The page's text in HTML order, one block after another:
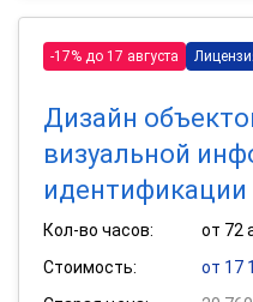
-17% до 17 августа
Дизайн
визуальной
Кол-во часов:
от 72
Стоимость:
от 17